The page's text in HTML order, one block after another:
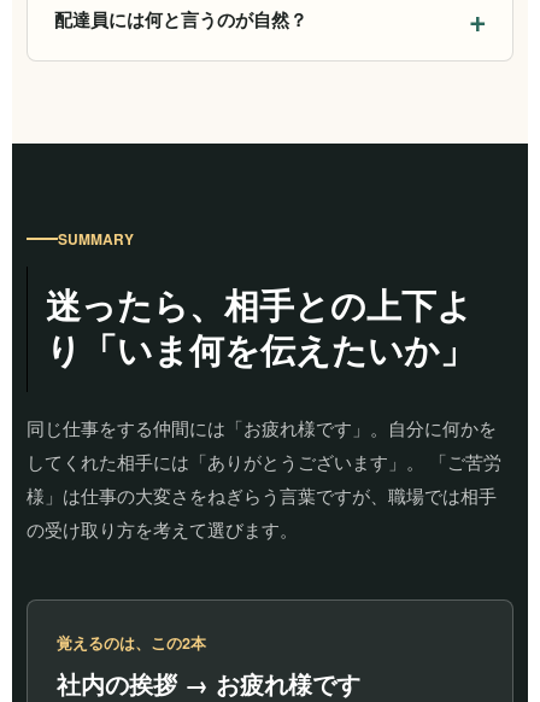
配達員には何と言うのが自然？
SUMMARY
迷ったら、相手との上下よ
り「いま何を伝えたいか」
同じ仕事をする仲間には「お疲れ様です」。自分に何かを
してくれた相手には「ありがとうございます」。 「ご苦労
様」は仕事の大変さをねぎらう言葉ですが、職場では相手
の受け取り方を考えて選びます。
覚えるのは、この2本
社内の挨拶 → お疲れ様です